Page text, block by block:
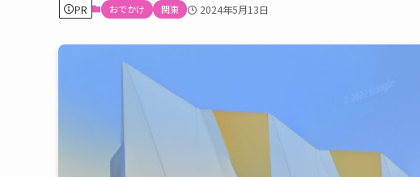
PR おでかけ 関東 2024年5月13日